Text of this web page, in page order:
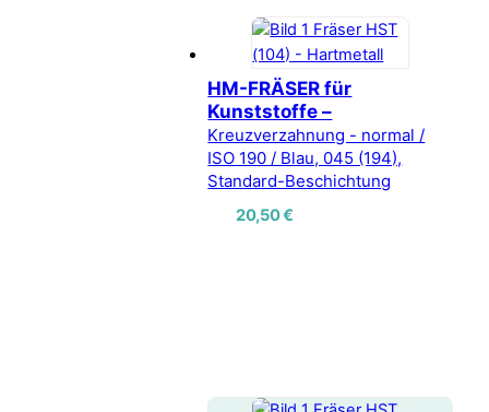
HM-FRÄSER für
Kunststoffe –
Kreuzverzahnung - normal /
ISO 190 / Blau, 045 (194),
Standard-Beschichtung
20,50€